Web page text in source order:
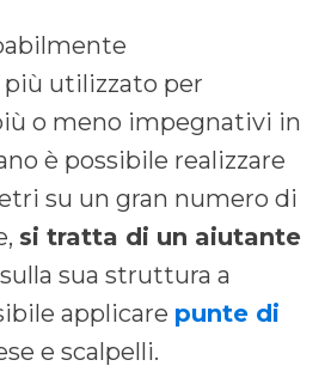
utilizzato per
o meno impegnativi in
è possibile realizzare
su un gran numero di
si tratta di un aiutante
sua struttura a
applicare punte di
e scalpelli.